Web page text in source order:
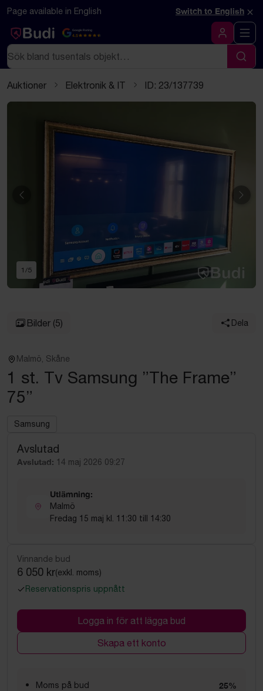
Hoppa till innehåll
Textbaserad (markdown) version av denna sida
Page available in English Switch to English ×
Google Rating
4.5
Logga in
Sök
Sök
Auktioner Elektronik & IT ID: 23/137739
Föregående
1 /5
Bilder (5) Dela
Malmö, Skåne
1 st. Tv Samsung ”The Frame”
75”
Samsung
Avslutad
Avslutad: 14 maj 2026 09:27
Utlämning:
Malmö
Fredag 15 maj kl. 11:30 till 14:30
Vinnande bud
6 050 kr(exkl. moms)
Reservationspris uppnått
Logga in för att lägga bud
Skapa ett konto
Moms på bud 25%